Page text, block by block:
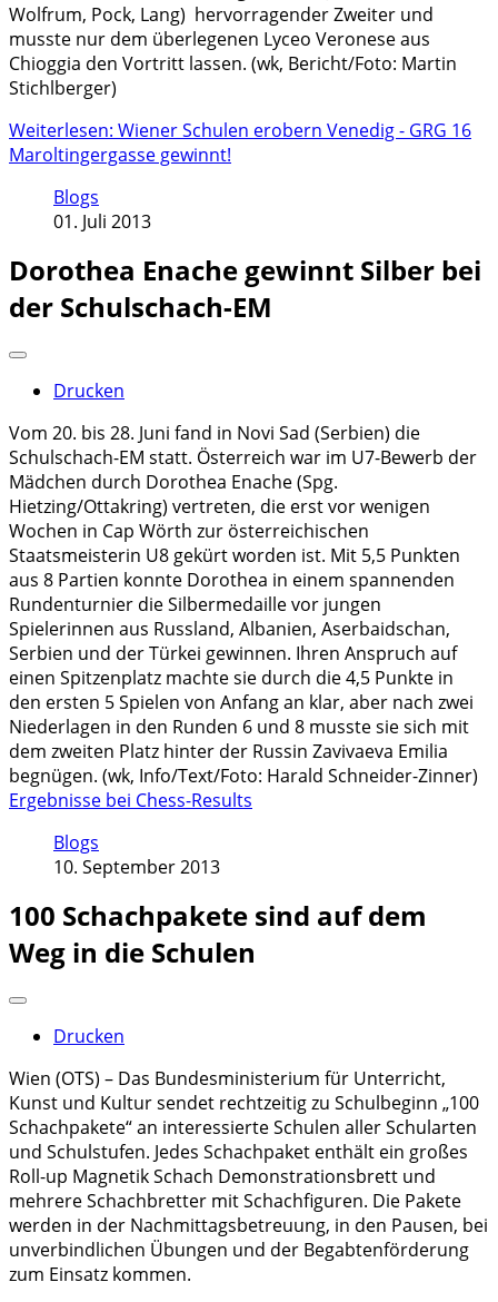
Wolfrum, Pock, Lang) hervorragender Zweiter und
musste nur dem überlegenen Lyceo Veronese aus
Chioggia den Vortritt lassen. (wk, Bericht/Foto: Martin
Stichlberger)
Weiterlesen: Wiener Schulen erobern Venedig - GRG 16
Maroltingergasse gewinnt!
Blogs
01. Juli 2013
Dorothea Enache gewinnt Silber bei
der Schulschach-EM
Drucken
Vom 20. bis 28. Juni fand in Novi Sad (Serbien) die
Schulschach-EM statt. Österreich war im U7-Bewerb der
Mädchen durch Dorothea Enache (Spg.
Hietzing/Ottakring) vertreten, die erst vor wenigen
Wochen in Cap Wörth zur österreichischen
Staatsmeisterin U8 gekürt worden ist. Mit 5,5 Punkten
aus 8 Partien konnte Dorothea in einem spannenden
Rundenturnier die Silbermedaille vor jungen
Spielerinnen aus Russland, Albanien, Aserbaidschan,
Serbien und der Türkei gewinnen. Ihren Anspruch auf
einen Spitzenplatz machte sie durch die 4,5 Punkte in
den ersten 5 Spielen von Anfang an klar, aber nach zwei
Niederlagen in den Runden 6 und 8 musste sie sich mit
dem zweiten Platz hinter der Russin Zavivaeva Emilia
begnügen. (wk, Info/Text/Foto: Harald Schneider-Zinner)
Ergebnisse bei Chess-Results
Blogs
10. September 2013
100 Schachpakete sind auf dem
Weg in die Schulen
Drucken
Wien (OTS) – Das Bundesministerium für Unterricht,
Kunst und Kultur sendet rechtzeitig zu Schulbeginn „100
Schachpakete“ an interessierte Schulen aller Schularten
und Schulstufen. Jedes Schachpaket enthält ein großes
Roll-up Magnetik Schach Demonstrationsbrett und
mehrere Schachbretter mit Schachfiguren. Die Pakete
werden in der Nachmittagsbetreuung, in den Pausen, bei
unverbindlichen Übungen und der Begabtenförderung
zum Einsatz kommen.